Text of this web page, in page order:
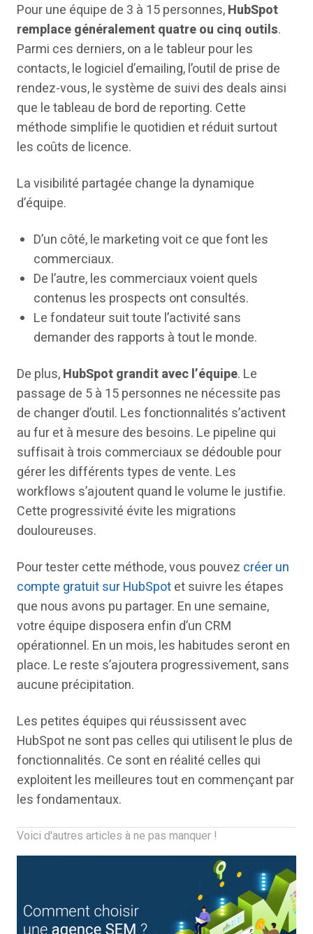
Pour une équipe de 3 à 15 personnes,HubSpot
remplace généralement quatre ou cinq outils.
Parmi ces derniers, on a le tableur pour les
contacts, le logiciel d’emailing, l’outil de prise de
rendez-vous, le système de suivi des deals ainsi
que le tableau de bord de reporting. Cette
méthode simplifie le quotidien et réduit surtout
les coûts de licence.
La visibilité partagée change la dynamique
d’équipe.
D’un côté, le marketing voit ce que font les
commerciaux.
De l’autre, les commerciaux voient quels
contenus les prospects ont consultés.
Le fondateur suit toute l’activité sans
demander des rapports à tout le monde.
De plus,HubSpot grandit avec l’équipe. Le
passage de 5 à 15 personnes ne nécessite pas
de changer d’outil. Les fonctionnalités s’activent
au fur et à mesure des besoins. Le pipeline qui
suffisait à trois commerciaux se dédouble pour
gérer les différents types de vente. Les
workflows s’ajoutent quand le volume le justifie.
Cette progressivité évite les migrations
douloureuses.
Pour tester cette méthode, vous pouvez créer un
compte gratuit sur HubSpotet suivre les étapes
que nous avons pu partager. En une semaine,
votre équipe disposera enfin d’un CRM
opérationnel. En un mois, les habitudes seront en
place. Le reste s’ajoutera progressivement, sans
aucune précipitation.
Les petites équipes qui réussissent avec
HubSpot ne sont pas celles qui utilisent le plus de
fonctionnalités. Ce sont en réalité celles qui
exploitent les meilleures tout en commençant par
les fondamentaux.
Voici d'autres articles à ne pas manquer !